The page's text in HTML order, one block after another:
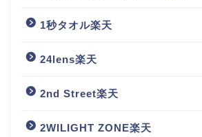
1秒タオル楽天
24lens楽天
2nd Street楽天
2WILIGHT ZONE楽天